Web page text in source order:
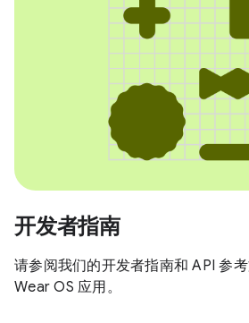
开发者指南
请参阅我们的开发者指南和 API 参
Wear OS 应用。